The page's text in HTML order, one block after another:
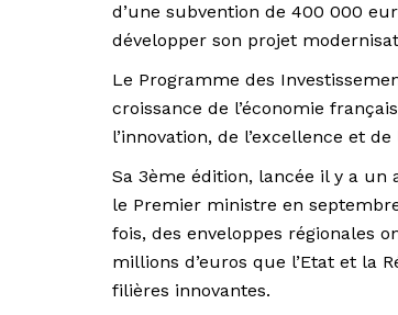
d’une subvention de 400 000
développer son projet
Le Programme des
croissance de l’économie
l’innovation, de l’excellence et
Sa 3ème édition, lancée il y a un
le Premier ministre en
fois, des enveloppes régionales
millions d’euros que l’Etat et la
filières innovantes.